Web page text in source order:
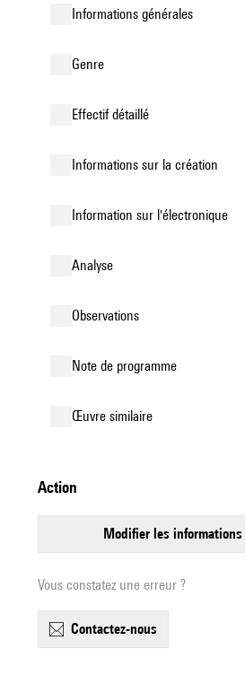
informations générales
genre
effectif détaillé
informations sur la création
Information sur l'électronique
analyse
observations
Note de programme
œuvre similaire
action
modifier les informations
Vous constatez une erreur ?
contactez-nous